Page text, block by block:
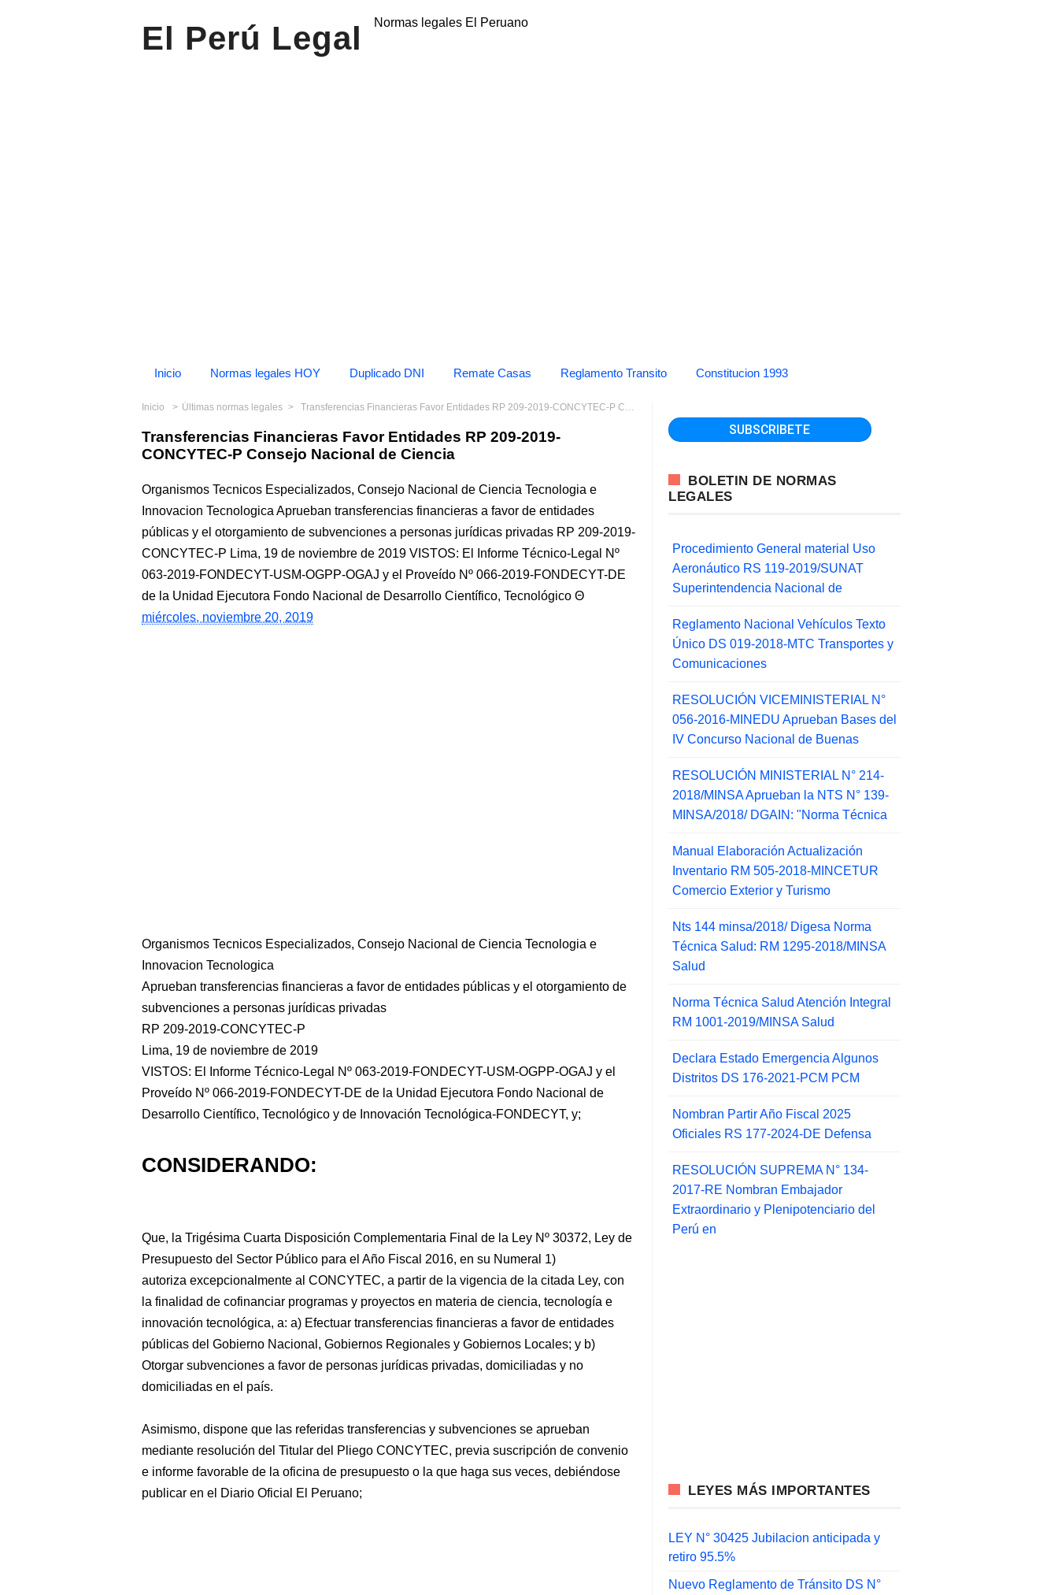
El Perú Legal Normas legales El Peruano
Inicio Normas legales HOY Duplicado DNI Remate Casas Reglamento Transito Constitucion 1993
Inicio Últimas normas legales Transferencias Financieras Favor Entidades RP 209-2019-CONCYTEC-P Consejo Nacional de Ciencia
Transferencias Financieras Favor Entidades RP 209-2019-
CONCYTEC-P Consejo Nacional de Ciencia
Organismos Tecnicos Especializados, Consejo Nacional de Ciencia Tecnologia e
Innovacion Tecnologica Aprueban transferencias financieras a favor de entidades
públicas y el otorgamiento de subvenciones a personas jurídicas privadas RP 209-2019-
CONCYTEC-P Lima, 19 de noviembre de 2019 VISTOS: El Informe Técnico-Legal Nº
063-2019-FONDECYT-USM-OGPP-OGAJ y el Proveído Nº 066-2019-FONDECYT-DE
de la Unidad Ejecutora Fondo Nacional de Desarrollo Científico, Tecnológico
miércoles, noviembre 20, 2019
Organismos Tecnicos Especializados, Consejo Nacional de Ciencia Tecnologia e
Innovacion Tecnologica
Aprueban transferencias financieras a favor de entidades públicas y el otorgamiento de
subvenciones a personas jurídicas privadas
RP 209-2019-CONCYTEC-P
Lima, 19 de noviembre de 2019
VISTOS: El Informe Técnico-Legal Nº 063-2019-FONDECYT-USM-OGPP-OGAJ y el
Proveído Nº 066-2019-FONDECYT-DE de la Unidad Ejecutora Fondo Nacional de
Desarrollo Científico, Tecnológico y de Innovación Tecnológica-FONDECYT, y;
CONSIDERANDO:
Que, la Trigésima Cuarta Disposición Complementaria Final de la Ley Nº 30372, Ley de
Presupuesto del Sector Público para el Año Fiscal 2016, en su Numeral 1)
autoriza excepcionalmente al CONCYTEC, a partir de la vigencia de la citada Ley, con
la finalidad de cofinanciar programas y proyectos en materia de ciencia, tecnología e
innovación tecnológica, a: a) Efectuar transferencias financieras a favor de entidades
públicas del Gobierno Nacional, Gobiernos Regionales y Gobiernos Locales; y b)
Otorgar subvenciones a favor de personas jurídicas privadas, domiciliadas y no
domiciliadas en el país.
Asimismo, dispone que las referidas transferencias y subvenciones se aprueban
mediante resolución del Titular del Pliego CONCYTEC, previa suscripción de convenio
e informe favorable de la oficina de presupuesto o la que haga sus veces, debiéndose
publicar en el Diario Oficial El Peruano;
BOLETIN DE NORMAS
LEGALES
Procedimiento General material Uso
Aeronáutico RS 119-2019/SUNAT
Superintendencia Nacional de
Reglamento Nacional Vehículos Texto
Único DS 019-2018-MTC Transportes y
Comunicaciones
RESOLUCIÓN VICEMINISTERIAL N°
056-2016-MINEDU Aprueban Bases del
IV Concurso Nacional de Buenas
RESOLUCIÓN MINISTERIAL N° 214-
2018/MINSA Aprueban la NTS N° 139-
MINSA/2018/ DGAIN: "Norma Técnica
Manual Elaboración Actualización
Inventario RM 505-2018-MINCETUR
Comercio Exterior y Turismo
Nts 144 minsa/2018/ Digesa Norma
Técnica Salud: RM 1295-2018/MINSA
Salud
Norma Técnica Salud Atención Integral
RM 1001-2019/MINSA Salud
Declara Estado Emergencia Algunos
Distritos DS 176-2021-PCM PCM
Nombran Partir Año Fiscal 2025
Oficiales RS 177-2024-DE Defensa
RESOLUCIÓN SUPREMA N° 134-
2017-RE Nombran Embajador
Extraordinario y Plenipotenciario del
Perú en
LEYES MÁS IMPORTANTES
LEY N° 30425 Jubilacion anticipada y
retiro 95.5%
Nuevo Reglamento de Tránsito DS N°